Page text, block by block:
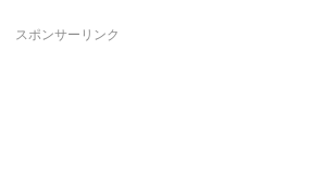
スポンサーリンク